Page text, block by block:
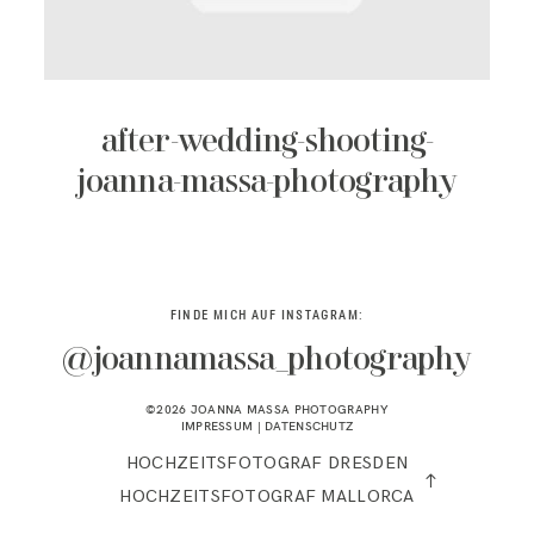
after-wedding-shooting-
joanna-massa-photography
FINDE MICH AUF INSTAGRAM:
@joannamassa_photography
©2026 JOANNA MASSA PHOTOGRAPHY
IMPRESSUM | DATENSCHUTZ
HOCHZEITSFOTOGRAF DRESDEN
HOCHZEITSFOTOGRAF MALLORCA